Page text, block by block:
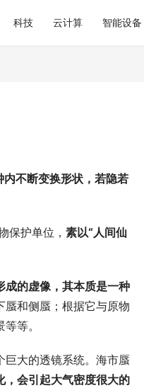
科技 云计算 智能设备
不断变换形状，若隐若
保护单位， 素以“人间仙
成的虚像，其本质是一种
和侧蜃；根据它与原物
等。
巨大的透镜系统。海市蜃
，会引起大气密度很大的